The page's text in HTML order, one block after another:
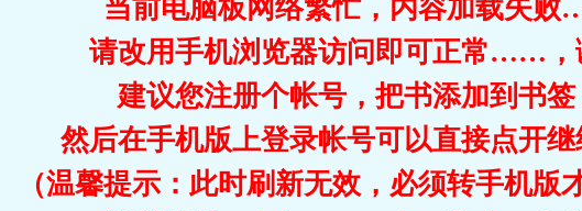
当前电脑板网络繁忙，内容加载失
请改用手机浏览器访问即可正常……，
建议您注册个帐号，把书添加到书签
然后在手机版上登录帐号可以直接点开
（温馨提示：此时刷新无效，必须转手机版